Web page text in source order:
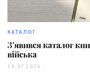
КАТАЛОГ
З’явився каталог
війська
28.07.2026 -